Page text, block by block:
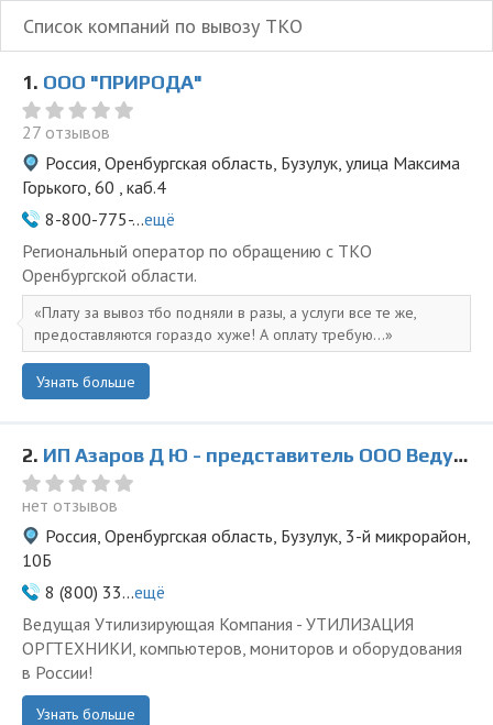
Список компаний по вывозу ТКО
1. ООО "ПРИРОДА"
27 отзывов
Россия, Оренбургская область, Бузулук, улица Максима
Горького, 60 , каб.4
8-800-775-...ещё
Региональный оператор по обращению с ТКО
Оренбургской области.
Плату за вывоз тбо подняли в разы, а услуги все те же,
предоставляются гораздо хуже! А оплату требую...
Узнать больше
2. ИП Азаров Д Ю - представитель ООО Ведущая Утилизирующая Компания
нет отзывов
Россия, Оренбургская область, Бузулук, 3-й микрорайон,
10Б
8 (800) 33...ещё
Ведущая Утилизирующая Компания - УТИЛИЗАЦИЯ
ОРГТЕХНИКИ, компьютеров, мониторов и оборудования
в России!
Узнать больше